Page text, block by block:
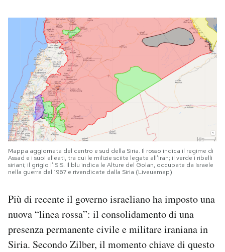
Mappa aggiornata del centro e sud della Siria. Il rosso indica il regime di
Assad e i suoi alleati, tra cui le milizie sciite legate all’Iran; il verde i ribelli
siriani; il grigio l’ISIS. Il blu indica le Alture del Golan, occupate da Israele
nella guerra del 1967 e rivendicate dalla Siria (Liveuamap)
Più di recente il governo israeliano ha imposto una
nuova “linea rossa”: il consolidamento di una
presenza permanente civile e militare iraniana in
Siria. Secondo Zilber, il momento chiave di questo